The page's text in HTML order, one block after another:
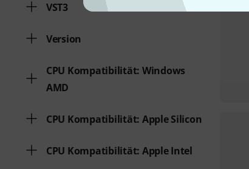
VST3
Version
CPU Kompatibilität: Windows
AMD
CPU Kompatibilität: Apple Silicon
CPU Kompatibilität: Apple Intel